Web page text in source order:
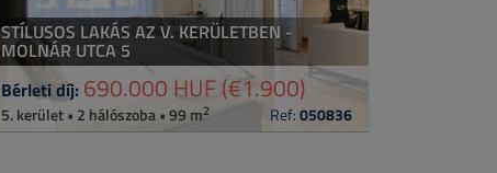
STÍLUSOS LAKÁS AZ V. KERÜLETBEN -
MOLNÁR UTCA 5
Bérleti díj: 690.000 HUF(€1.900)
5. kerület • 2 hálószoba • 99 m2 Ref:050836